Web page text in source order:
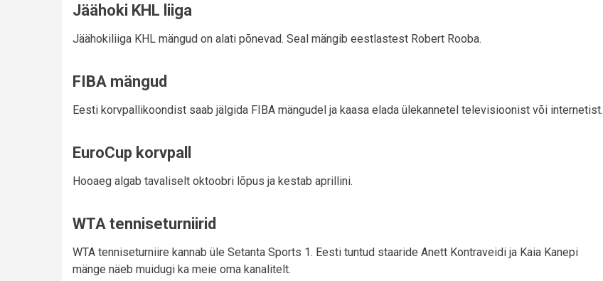
Jäähoki KHL liiga
Jäähokiliiga KHL mängud on alati põnevad. Seal mängib eestlastest Robert Rooba.
FIBA mängud
Eesti korvpallikoondist saab jälgida FIBA mängudel ja kaasa elada ülekannetel televisioonist või internetist.
EuroCup korvpall
Hooaeg algab tavaliselt oktoobri lõpus ja kestab aprillini.
WTA tenniseturniirid
WTA tenniseturniire kannab üle Setanta Sports 1. Eesti tuntud staaride Anett Kontraveidi ja Kaia Kanepi
mänge näeb muidugi ka meie oma kanalitelt.